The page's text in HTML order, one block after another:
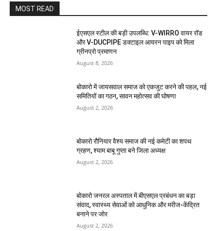
MOST READ
ईएसएल स्टील की बड़ी उपलब्धि: V-WIRRO वायर रॉड
और V-DUCPIPE डक्टाइल आयरन पाइप को मिला
ग्रीनप्रो प्रमाणन
August 8, 2026
बोकारो में जायसवाल समाज को एकजुट करने की पहल, नई
समितियों का गठन, सावन महोत्सव की घोषणा
August 2, 2026
बोकारो रौनियार वैश्य समाज की नई कमेटी का शपथ
ग्रहण, श्याम बाबू गुप्ता बने जिला अध्यक्ष
August 2, 2026
बोकारो जनरल अस्पताल में बीएसएल प्रबंधन का बड़ा
संवाद, स्वास्थ्य सेवाओं को आधुनिक और मरीज-केंद्रित
बनाने पर जोर
August 2, 2026